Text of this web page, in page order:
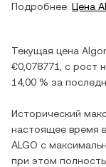
Подробнее: Цена
Текущая цена
€0,078771
, c рост
14,00 % за
Исторический
настоящее время
ALGO с
при этом